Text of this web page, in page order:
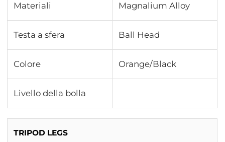
Materiali Magnalium Alloy
Testa a sfera Ball Head
Colore Orange/Black
Livello della bolla
TRIPOD LEGS